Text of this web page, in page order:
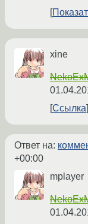
xine
Ссылка
Ответ на:
+00:00
mplayer